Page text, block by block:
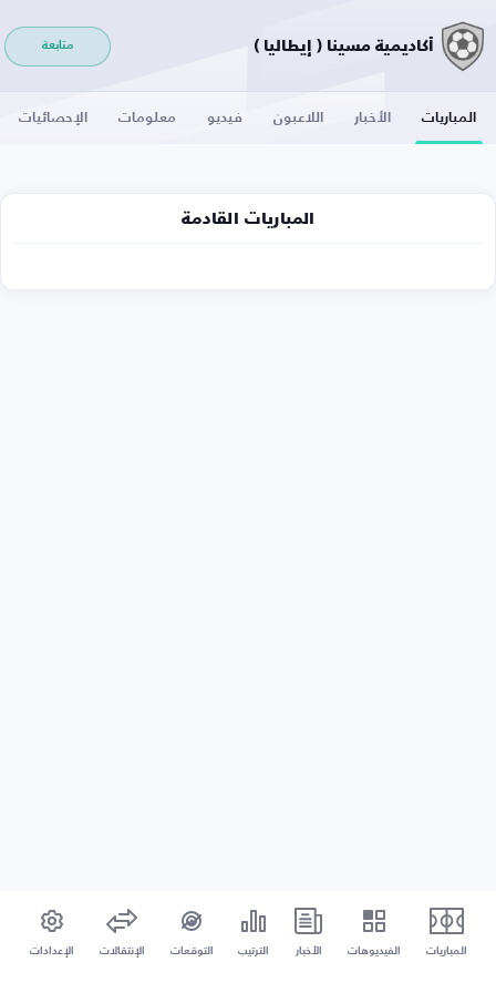
أكاديمية مسينا ( إيطاليا ) متابعة
المباريات الأخبار اللاعبون فيديو معلومات الإحصائيات
المباريات القادمة
المباريات الفيديوهات الأخبار الترتيب التوقعات الإنتقالات الإعدادات